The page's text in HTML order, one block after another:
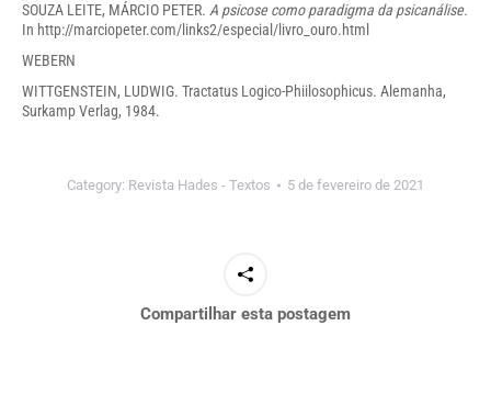
SOUZA LEITE, MÁRCIO PETER. A psicose como paradigma da psicanálise.
In http://marciopeter.com/links2/especial/livro_ouro.html
WEBERN
WITTGENSTEIN, LUDWIG. Tractatus Logico-Phiilosophicus. Alemanha,
Surkamp Verlag, 1984.
Category: Revista Hades - Textos 5 de fevereiro de 2021
Compartilhar esta postagem